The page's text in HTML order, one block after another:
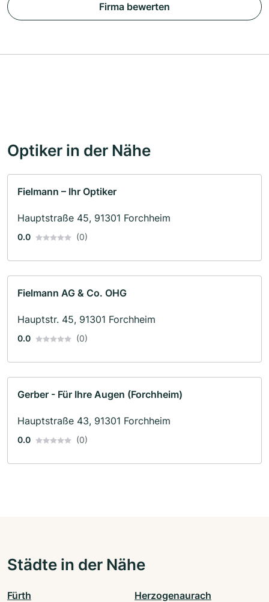
Firma bewerten
Optiker in der Nähe
Fielmann – Ihr Optiker
Hauptstraße 45, 91301 Forchheim
0.0 (0)
Fielmann AG & Co. OHG
Hauptstr. 45, 91301 Forchheim
0.0 (0)
Gerber - Für Ihre Augen (Forchheim)
Hauptstraße 43, 91301 Forchheim
0.0 (0)
Städte in der Nähe
Fürth Herzogenaurach